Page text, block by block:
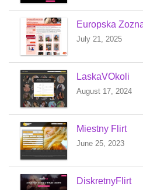
Europska
July 21, 2025
LaskaVOkoli
August 17, 2024
Miestny Flirt
June 25, 2023
DiskretnyFlirt